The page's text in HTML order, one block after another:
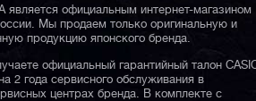
является официальным интернет-магазином
Мы продаем только оригинальную и
продукцию японского бренда.
официальный гарантийный талон
2 года сервисного обслуживания в
центрах бренда. В комплекте с